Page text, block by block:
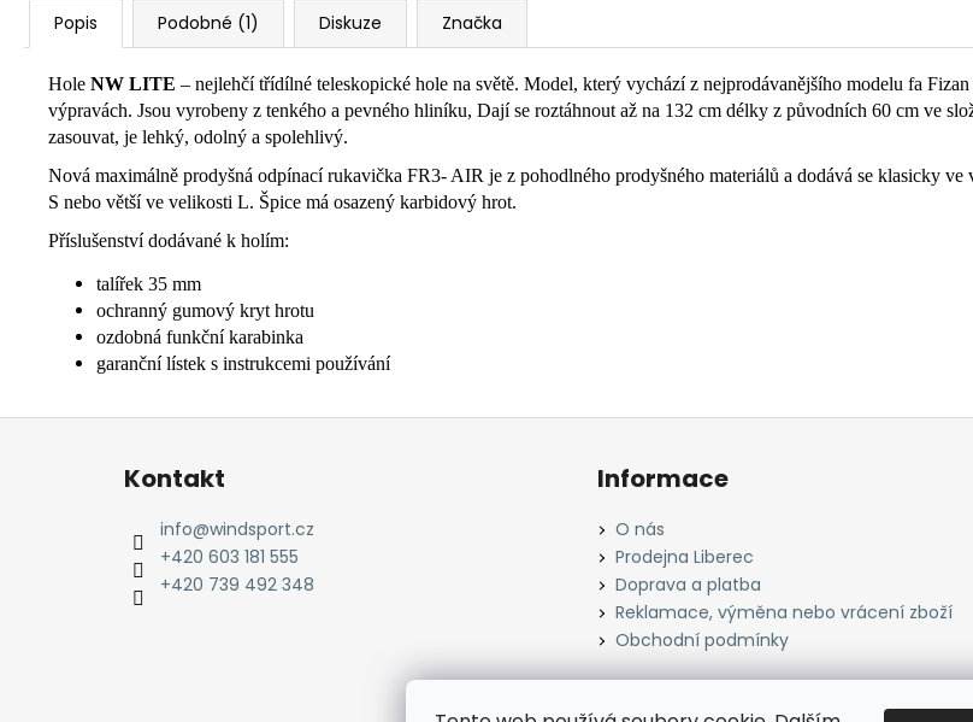
Popis Podobné (1) Diskuze Značka
Hole NW LITE – nejlehčí třídílné teleskopické hole na světě. Model, který vychází z nejprodávanějšího modelu fa
výpravách. Jsou vyrobeny z tenkého a pevného hliníku, Dají se roztáhnout až na 132 cm délky z původních 60 cm ve
zasouvat, je lehký, odolný a spolehlivý.
Nová maximálně prodyšná odpínací rukavička FR3- AIR je z pohodlného prodyšného materiálů a dodává se klasicky
S nebo větší ve velikosti L. Špice má osazený karbidový hrot.
Příslušenství dodávané k holím:
talířek 35 mm
ochranný gumový kryt hrotu
ozdobná funkční karabinka
garanční lístek s instrukcemi používání
Z
Kontakt
info@windsport.cz
+420 603 181 555
+420 739 492 348
Informace
O nás
Prodejna Liberec
Doprava a platba
Reklamace, výměna nebo vrácení zboží
Obchodní podmínky